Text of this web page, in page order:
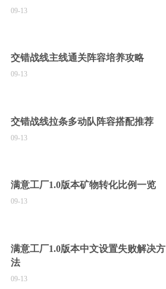
09-13
交错战线主线通关阵容培养攻略
09-13
交错战线拉条多动队阵容搭配推荐
09-13
满意工厂1.0版本矿物转化比例一览
09-13
满意工厂1.0版本中文设置失败解决方
法
09-13